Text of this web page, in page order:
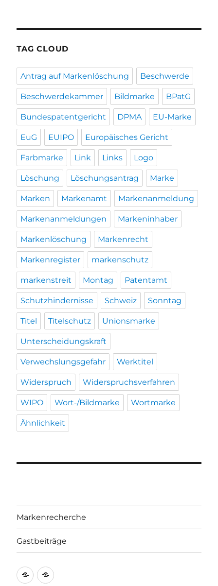
TAG CLOUD
Antrag auf Markenlöschung Beschwerde
Beschwerdekammer Bildmarke BPatG
Bundespatentgericht DPMA EU-Marke
EuG EUIPO Europäisches Gericht
Farbmarke Link Links Logo
Löschung Löschungsantrag Marke
Marken Markenamt Markenanmeldung
Markenanmeldungen Markeninhaber
Markenlöschung Markenrecht
Markenregister markenschutz
markenstreit Montag Patentamt
Schutzhindernisse Schweiz Sonntag
Titel Titelschutz Unionsmarke
Unterscheidungskraft
Verwechslungsgefahr Werktitel
Widerspruch Widerspruchsverfahren
WIPO Wort-/Bildmarke Wortmarke
Ähnlichkeit
Markenrecherche
Gastbeiträge
Markenrecherche
Gastbeiträge